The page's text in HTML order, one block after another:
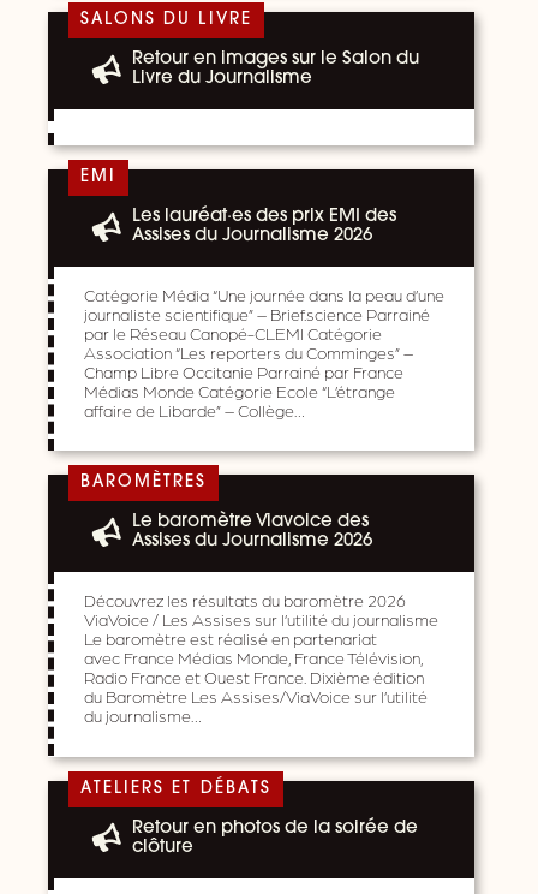
SALONS DU LIVRE
Retour en images sur le Salon du
Livre du Journalisme
EMI
Les lauréat·es des prix EMI des
Assises du Journalisme 2026
Catégorie Média “Une journée dans la peau d’une
journaliste scientifique” – Brief.science Parrainé
par le Réseau Canopé-CLEMI Catégorie
Association “Les reporters du Comminges” –
Champ Libre Occitanie Parrainé par France
Médias Monde Catégorie Ecole “L’étrange
affaire de Libarde” – Collège…
BAROMÈTRES
Le baromètre Viavoice des
Assises du Journalisme 2026
Découvrez les résultats du baromètre 2026
ViaVoice / Les Assises sur l’utilité du journalisme
Le baromètre est réalisé en partenariat
avec France Médias Monde, France Télévision,
Radio France et Ouest France. Dixième édition
du Baromètre Les Assises/ViaVoice sur l’utilité
du journalisme…
ATELIERS ET DÉBATS
Retour en photos de la soirée de
clôture